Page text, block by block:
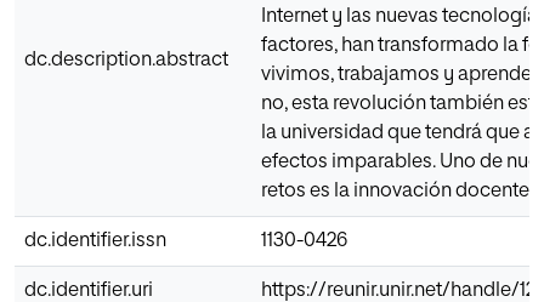
dc.description.abstract
Internet y las nuevas
factores, han transformado la
vivimos, trabajamos y
no, esta revolución también
la universidad que tendrá que
efectos imparables. Uno de
retos es la innovación docente.
dc.identifier.issn 1130-0426
dc.identifier.uri https://reunir.unir.net/handle/